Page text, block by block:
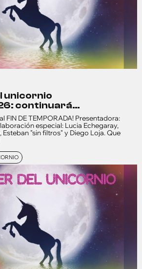
continuará…
FIN DE TEMPORADA! Presentadora:
especial: Lucia Echegaray,
"sin filtros" y Diego Loja. Que